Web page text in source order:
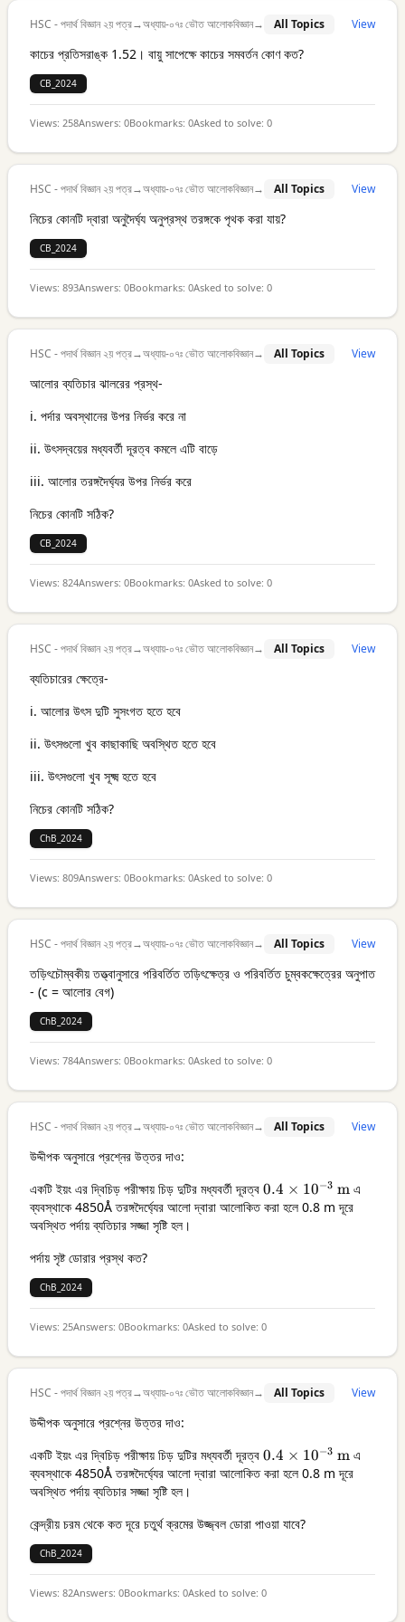
HSC - পদার্থ বিজ্ঞান ২য় পত্র→অধ্যায়-০৭ঃ ভৌত আলোকবিজ্ঞান→ All Topics View
কাচের প্রতিসরাঙ্ক 1.52। বায়ু সাপেক্ষে কাচের সমবর্তন কোণ কত?
CB_2024
Views: 258Answers: 0Bookmarks: 0Asked to solve: 0
HSC - পদার্থ বিজ্ঞান ২য় পত্র→অধ্যায়-০৭ঃ ভৌত আলোকবিজ্ঞান→ All Topics View
নিচের কোনটি দ্বারা অনুদৈর্ঘ্য অনুপ্রস্থ তরঙ্গকে পৃথক করা যায়?
CB_2024
Views: 893Answers: 0Bookmarks: 0Asked to solve: 0
HSC - পদার্থ বিজ্ঞান ২য় পত্র→অধ্যায়-০৭ঃ ভৌত আলোকবিজ্ঞান→ All Topics View
আলোর ব্যতিচার ঝালরের প্রস্থ-
i. পর্দার অবস্থানের উপর নির্ভর করে না
ii. উৎসদ্বয়ের মধ্যবর্তী দূরত্ব কমলে এটি বাড়ে
iii. আলোর তরঙ্গদৈর্ঘ্যর উপর নির্ভর করে
নিচের কোনটি সঠিক?
CB_2024
Views: 824Answers: 0Bookmarks: 0Asked to solve: 0
HSC - পদার্থ বিজ্ঞান ২য় পত্র→অধ্যায়-০৭ঃ ভৌত আলোকবিজ্ঞান→ All Topics View
ব্যতিচারের ক্ষেত্রে-
i. আলোর উৎস দুটি সুসংগত হতে হবে
ii. উৎসগুলো খুব কাছাকাছি অবস্থিত হতে হবে
iii. উৎসগুলো খুব সূক্ষ্ম হতে হবে
নিচের কোনটি সঠিক?
ChB_2024
Views: 809Answers: 0Bookmarks: 0Asked to solve: 0
HSC - পদার্থ বিজ্ঞান ২য় পত্র→অধ্যায়-০৭ঃ ভৌত আলোকবিজ্ঞান→ All Topics View
তড়িৎচৌম্বকীয় তত্ত্বানুসারে পরিবর্তিত তড়িৎক্ষেত্র ও পরিবর্তিত চুম্বকক্ষেত্রের অনুপাত
- (c = আলোর বেগ)
ChB_2024
Views: 784Answers: 0Bookmarks: 0Asked to solve: 0
HSC - পদার্থ বিজ্ঞান ২য় পত্র→অধ্যায়-০৭ঃ ভৌত আলোকবিজ্ঞান→ All Topics View
উদ্দীপক অনুসারে প্রশ্নের উত্তর দাও:
একটি ইয়ং এর দ্বিচিড় পরীক্ষায় চিড় দুটির মধ্যবর্তী দূরত্ব 0.4 \times
10^{-3}
0.4 × 10−3 mএ
ব্যবস্থাকে 4850Å তরঙ্গদৈর্ঘ্যের আলো দ্বারা আলোকিত করা হলে 0.8 m দূরে
অবস্থিত পর্দায় ব্যতিচার সজ্জা সৃষ্টি হল।
পর্দায় সৃষ্ট ডোরার প্রস্থ কত?
ChB_2024
Views: 25Answers: 0Bookmarks: 0Asked to solve: 0
HSC - পদার্থ বিজ্ঞান ২য় পত্র→অধ্যায়-০৭ঃ ভৌত আলোকবিজ্ঞান→ All Topics View
উদ্দীপক অনুসারে প্রশ্নের উত্তর দাও:
একটি ইয়ং এর দ্বিচিড় পরীক্ষায় চিড় দুটির মধ্যবর্তী দূরত্ব 0.4 \times
10^{-3}
0.4 × 10−3 mএ
ব্যবস্থাকে 4850Å তরঙ্গদৈর্ঘ্যের আলো দ্বারা আলোকিত করা হলে 0.8 m দূরে
অবস্থিত পর্দায় ব্যতিচার সজ্জা সৃষ্টি হল।
কেন্দ্রীয় চরম থেকে কত দূরে চতুর্থ ক্রমের উজ্জ্বল ডোরা পাওয়া যাবে?
ChB_2024
Views: 82Answers: 0Bookmarks: 0Asked to solve: 0